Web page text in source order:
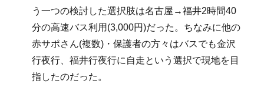
う一つの検討した選択肢は名古屋→福井2時間40
分の高速バス利用(3,000円)だった。ちなみに他の
赤サポさん(複数)・保護者の方々はバスでも金沢
行夜行、福井行夜行に自走という選択で現地を目
指したのだった。